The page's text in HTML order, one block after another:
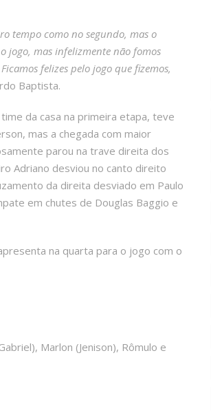
tempo como no segundo, mas o
jogo, mas infelizmente não fomos
felizes pelo jogo que fizemos,
Baptista.
da casa na primeira etapa, teve
mas a chegada com maior
parou na trave direita dos
Adriano desviou no canto direito
da direita desviado em Paulo
em chutes de Douglas Baggio e
na quarta para o jogo com o
Marlon (Jenison), Rômulo e